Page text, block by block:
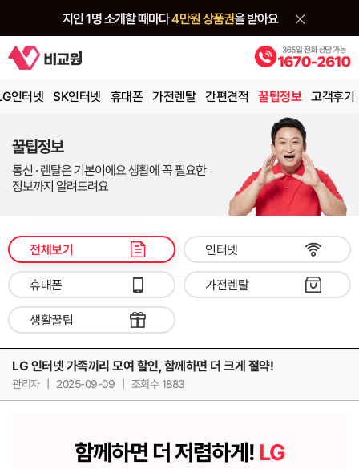
인터넷 SK인터넷 휴대폰 가전렌탈 간편견적 꿀팁정보 고객후기
꿀팁정보
통신 · 렌탈은 기본이에요 생활에 꼭 필요한
정보까지 알려드려요
전체보기 인터넷
휴대폰 가전렌탈
생활꿀팁
LG 인터넷 가족끼리 모여 할인, 함께하면 더 크게 절약!
관리자 2025-09-09 조회수 1883
함께하면 더 저렴하게! LG